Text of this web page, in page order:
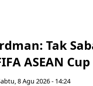
Tak
ASEAN
8 Agu 2026 - 14:24